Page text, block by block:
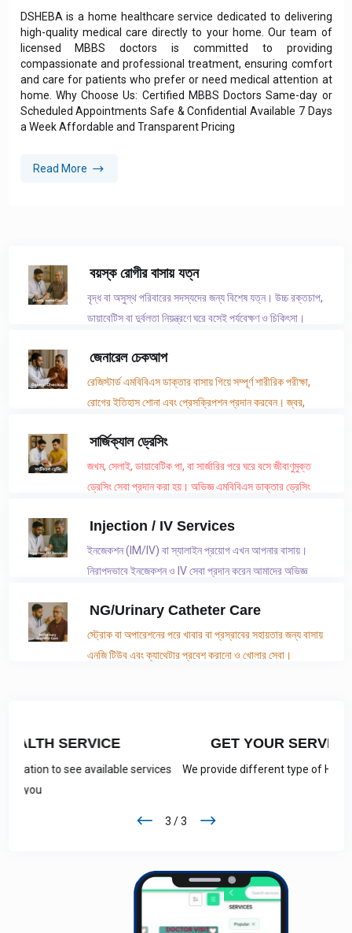
DSHEBA is a home healthcare service dedicated to delivering
high-quality medical care directly to your home. Our team of
licensed MBBS doctors is committed to providing
compassionate and professional treatment, ensuring comfort
and care for patients who prefer or need medical attention at
home. Why Choose Us: Certified MBBS Doctors Same-day or
Scheduled Appointments Safe & Confidential Available 7 Days
a Week Affordable and Transparent Pricing
Read More
বয়স্ক রোগীর বাসায় যত্ন
বৃদ্ধ বা অসুস্থ পরিবারের সদস্যদের জন্য বিশেষ যত্ন। উচ্চ রক্তচাপ,
ডায়াবেটিস বা দুর্বলতা নিয়ন্ত্রণে ঘরে বসেই পর্যবেক্ষণ ও চিকিৎসা।
জেনারেল চেকআপ
রেজিস্টার্ড এমবিবিএস ডাক্তার বাসায় গিয়ে সম্পূর্ণ শারীরিক পরীক্ষা,
রোগের ইতিহাস শোনা এবং প্রেসক্রিপশন প্রদান করবেন। জ্বর,
সার্জিক্যাল ড্রেসিং
জখম, সেলাই, ডায়াবেটিক পা, বা সার্জারির পরে ঘরে বসে জীবাণুমুক্ত
ড্রেসিং সেবা প্রদান করা হয়। অভিজ্ঞ এমবিবিএস ডাক্তার ড্রেসিং
Injection / IV Services
ইনজেকশন (IM/IV) বা স্যালাইন প্রয়োগ এখন আপনার বাসায়।
নিরাপদভাবে ইনজেকশন ও IV সেবা প্রদান করেন আমাদের অভিজ্ঞ
NG/Urinary Catheter Care
স্ট্রোক বা অপারেশনের পরে খাবার বা প্রস্রাবের সহায়তার জন্য বাসায়
এনজি টিউব এবং ক্যাথেটার প্রবেশ করানো ও খোলার সেবা।
GET YOUR SERVICE 10AM -10PM
We provide different type of Health Service at your Home
3 / 3